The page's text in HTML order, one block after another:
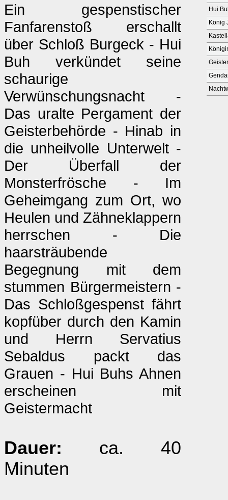
Ein gespenstischer
Fanfarenstoß erschallt
über Schloß Burgeck - Hui
Buh verkündet seine
schaurige
Verwünschungsnacht -
Das uralte Pergament der
Geisterbehörde - Hinab in
die unheilvolle Unterwelt -
Der Überfall der
Monsterfrösche - Im
Geheimgang zum Ort, wo
Heulen und Zähneklappern
herrschen - Die
haarsträubende
Begegnung mit dem
stummen Bürgermeistern -
Das Schloßgespenst fährt
kopfüber durch den Kamin
und Herrn Servatius
Sebaldus packt das
Grauen - Hui Buhs Ahnen
erscheinen mit
Geistermacht
Dauer: ca. 40
Minuten
Hui
König